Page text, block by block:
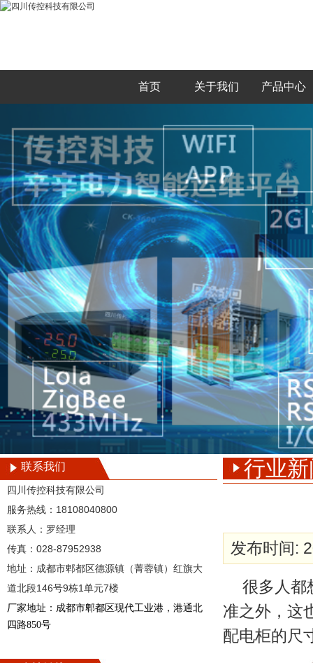
首页 关于我们 产品中心
联系我们
四川传控科技有限公司
服务热线： 18108040800
联系人：罗经理
传真： 028-87952938
地址：成都市郫都区德源镇（菁蓉镇）红旗大
道北段146号9栋1单元7楼
厂家地址： 成都市郫都区现代工业港，港通北
四路850号
行业
发布时间:
很多人都
准之外，这
配电柜的尺